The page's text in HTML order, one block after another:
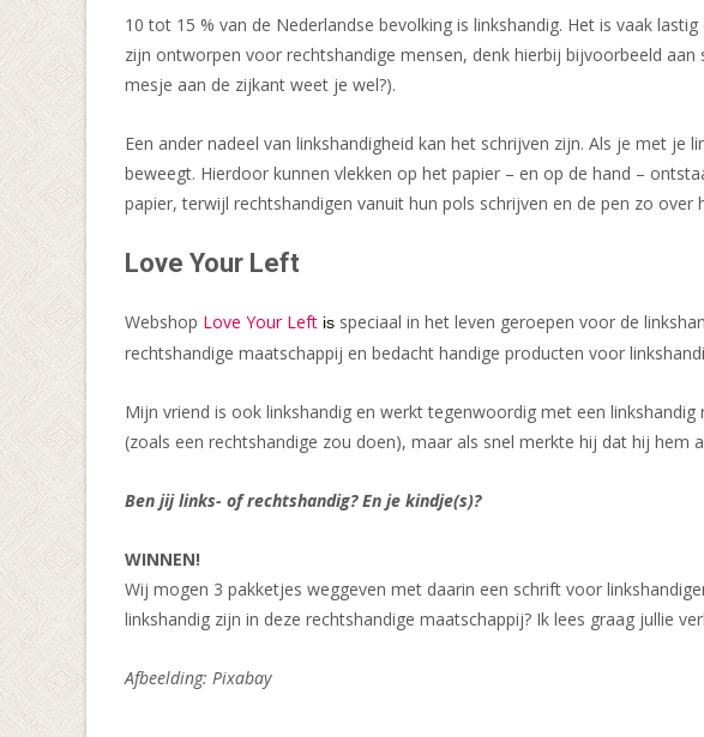
10 tot 15 % van de Nederlandse bevolking is linkshandig. Het is vaak
zijn ontworpen voor rechtshandige mensen, denk hierbij bijvoorbeeld
mesje aan de zijkant weet je wel?).
Een ander nadeel van linkshandigheid kan het schrijven zijn. Als je met
beweegt. Hierdoor kunnen vlekken op het papier – en op de hand –
papier, terwijl rechtshandigen vanuit hun pols schrijven en de pen zo over
Love Your Left
Webshop Love Your Left is speciaal in het leven geroepen voor de
rechtshandige maatschappij en bedacht handige producten voor
Mijn vriend is ook linkshandig en werkt tegenwoordig met een
(zoals een rechtshandige zou doen), maar als snel merkte hij dat hij hem
Ben jij links- of rechtshandig? En je kindje(s)?
WINNEN!
Wij mogen 3 pakketjes weggeven met daarin een schrift voor
linkshandig zijn in deze rechtshandige maatschappij? Ik lees graag jullie
Afbeelding: Pixabay